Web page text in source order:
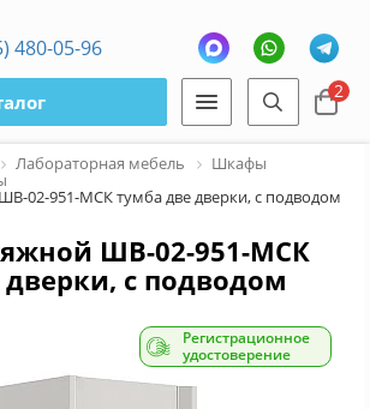
480-05-96
2
Лабораторная мебель Шкафы
02-951-МСК тумба две дверки, с подводом
ШВ-02-951-МСК
с подводом
Регистрационное
удостоверение